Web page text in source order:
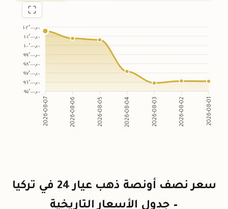
١٠٢٬٠٠٠٫٠٠
١٠١٬٠٠٠٫٠٠
١٠٠٬٠٠٠٫٠٠
٩٩٬٠٠٠٫٠٠
٩٨٬٠٠٠٫٠٠
٩٧٬٠٠٠٫٠٠
٩٦٬٠٠٠٫٠٠
٩٥٬٠٠٠٫٠٠
2026-08-07 2026-08-06 2026-08-05 2026-08-04 2026-08-03 2026-08-02 2026-08-01
سعر نصف أونصة ذهب عيار 24 في تركيا
– جدول الأسعار التاريخية